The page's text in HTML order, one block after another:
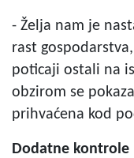
- Želja nam je
rast
poticaji ostali na
obzirom se
prihvaćena kod
Dodatne kontrole